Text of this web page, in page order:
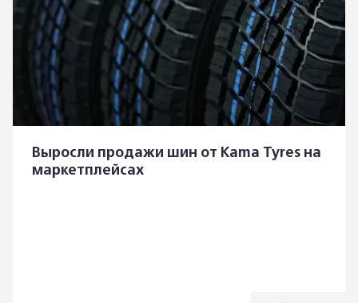
Выросли продажи шин от Kama Tyres на
маркетплейсах